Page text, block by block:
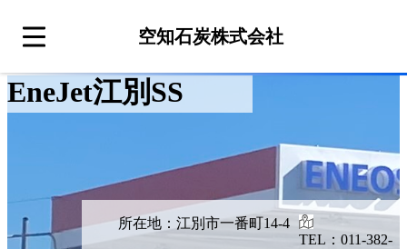
空知石炭株式会社
EneJet江別SS
所在地：江別市一番町14-4
TEL：011-382-